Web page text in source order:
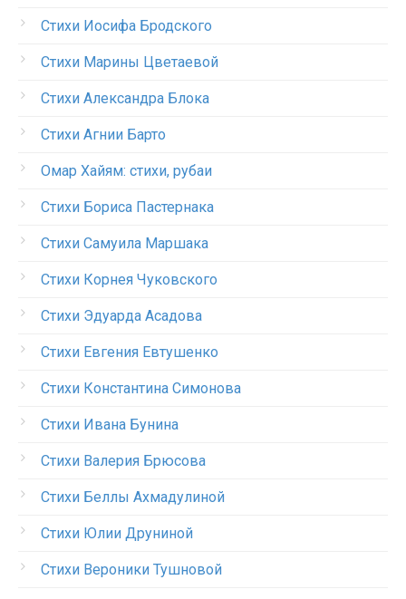
Стихи Иосифа Бродского
Стихи Марины Цветаевой
Стихи Александра Блока
Стихи Агнии Барто
Омар Хайям: стихи, рубаи
Стихи Бориса Пастернака
Стихи Самуила Маршака
Стихи Корнея Чуковского
Стихи Эдуарда Асадова
Стихи Евгения Евтушенко
Стихи Константина Симонова
Стихи Ивана Бунина
Стихи Валерия Брюсова
Стихи Беллы Ахмадулиной
Стихи Юлии Друниной
Стихи Вероники Тушновой